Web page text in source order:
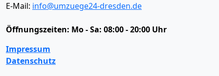
E-Mail: info@umzuege24-dresden.de
Öffnungszeiten: Mo - Sa: 08:00 - 20:00 Uhr
Impressum
Datenschutz